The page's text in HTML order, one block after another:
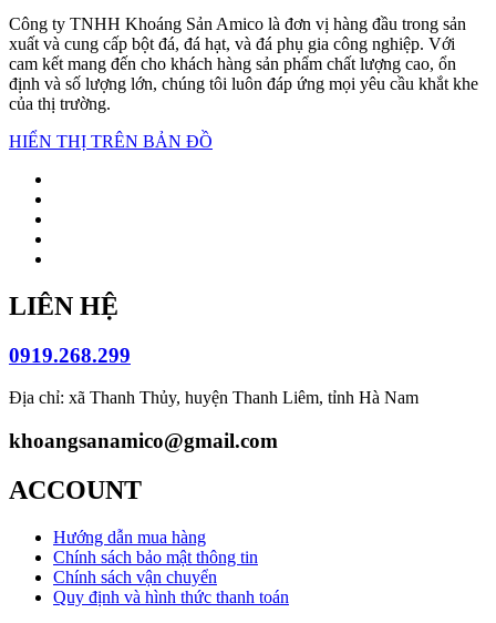
Công ty TNHH Khoáng Sản Amico là đơn vị hàng đầu trong sản
xuất và cung cấp bột đá, đá hạt, và đá phụ gia công nghiệp. Với
cam kết mang đến cho khách hàng sản phẩm chất lượng cao, ổn
định và số lượng lớn, chúng tôi luôn đáp ứng mọi yêu cầu khắt khe
của thị trường.
HIỂN THỊ TRÊN BẢN ĐỒ
LIÊN HỆ
0919.268.299
Địa chỉ: xã Thanh Thủy, huyện Thanh Liêm, tỉnh Hà Nam
khoangsanamico@gmail.com
ACCOUNT
Hướng dẫn mua hàng
Chính sách bảo mật thông tin
Chính sách vận chuyển
Quy định và hình thức thanh toán